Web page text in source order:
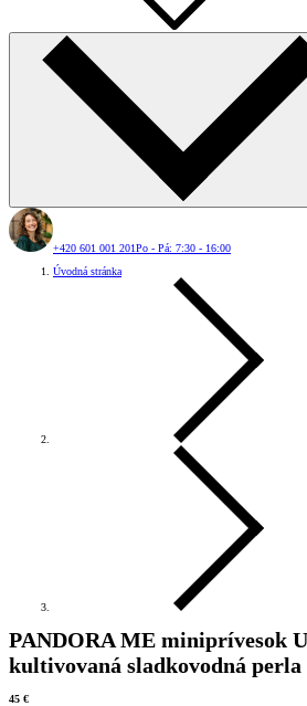
+420 601 001 201Po - Pá: 7:30 - 16:00
Úvodná stránka
PANDORA ME miniprívesok
kultivovaná sladkovodná
45 €